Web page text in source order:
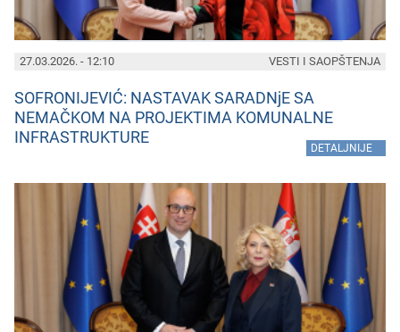
27.03.2026. - 12:10
SOFRONIJEVIĆ: NASTAVAK SARADNjE SA
NEMAČKOM NA PROJEKTIMA KOMUNALNE
INFRASTRUKTURE
DETALJNIJE
VESTI I SAOPŠTENJA